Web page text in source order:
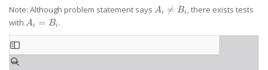
Note: Although problem statement says A_i
A i 
= Bi , there exists tests
with A_i
A i = Bi .